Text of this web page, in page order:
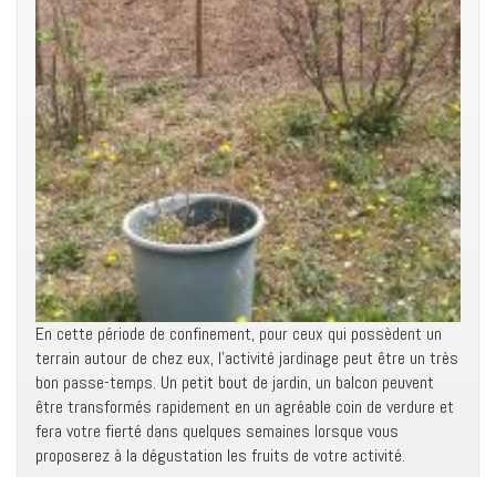
En cette période de confinement, pour ceux qui possèdent un
terrain autour de chez eux, l’activité jardinage peut être un très
bon passe-temps. Un petit bout de jardin, un balcon peuvent
être transformés rapidement en un agréable coin de verdure et
fera votre fierté dans quelques semaines lorsque vous
proposerez à la dégustation les fruits de votre activité.